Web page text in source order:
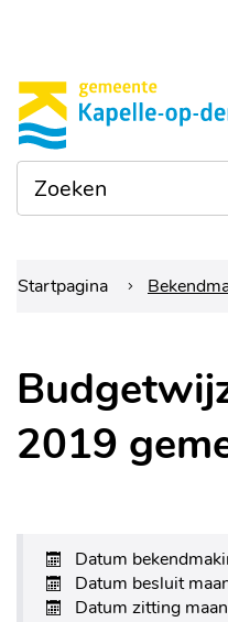
Gemeente
Kapelle-
op-
den-
Waarmee
kunnen
we je
Startpagina
2019
Datum
Datum besluit
Datum zitting